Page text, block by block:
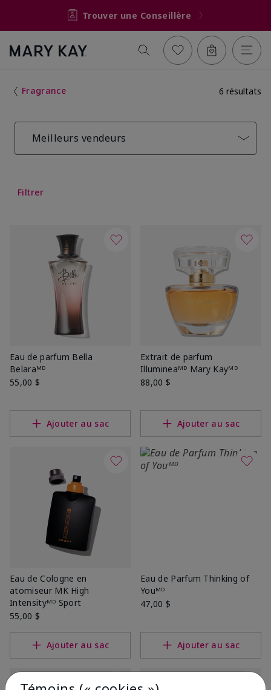
Trouver une Conseillère
Fragrance 6 résultats
Meilleurs vendeurs
Filtrer
Eau de parfum Bella
Belaraᴹᴰ
55,00 $
Ajouter au sac
Extrait de parfum
Illumineaᴹᴰ Mary Kayᴹᴰ
88,00 $
Ajouter au sac
Eau de Cologne en
atomiseur MK High
Intensityᴹᴰ Sport
55,00 $
Ajouter au sac
Eau de Parfum Thinking of
Youᴹᴰ
47,00 $
Ajouter au sac